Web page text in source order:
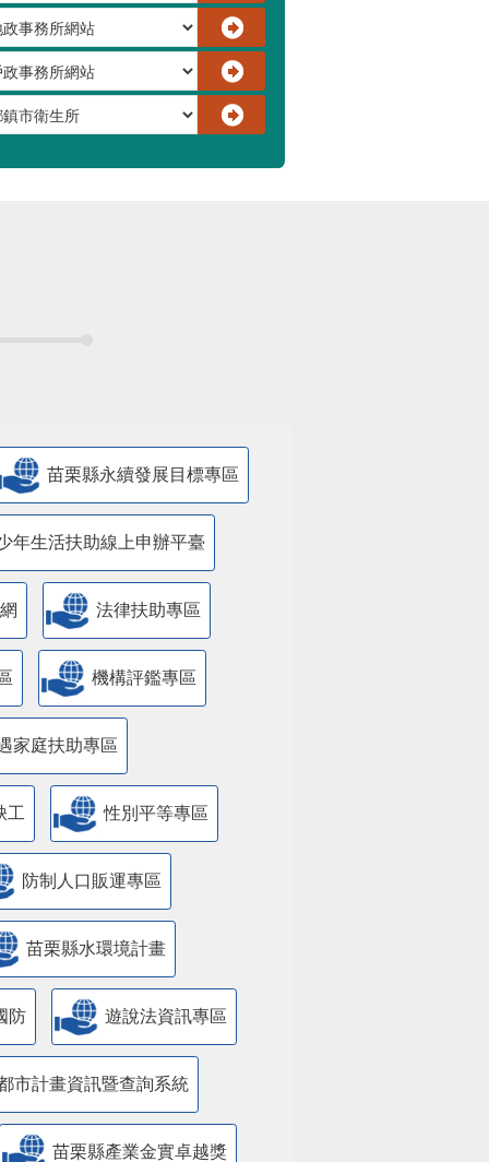
苗栗縣永續發展目標專區
年生活扶助線上申辦平臺
法律扶助專區
機構評鑑專區
家庭扶助專區
工 性別平等專區
防制人口販運專區
苗栗縣水環境計畫
防 遊說法資訊專區
市計畫資訊暨查詢系統
苗栗縣產業金實卓越獎